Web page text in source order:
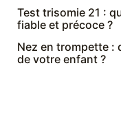
Test trisomie 21 :
fiable et précoce ?
Nez en trompette :
de votre enfant ?